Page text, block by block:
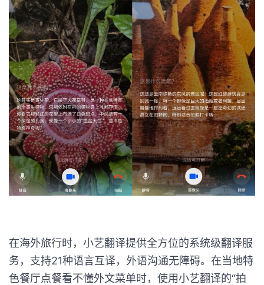
在海外旅行时，小艺翻译提供全方位的系统级翻译服
务，支持21种语言互译，外语沟通无障碍。在当地特
色餐厅点餐看不懂外文菜单时，使用小艺翻译的“拍